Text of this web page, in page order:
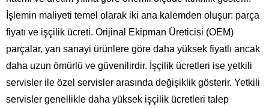
İşlemin maliyeti temel olarak iki ana kalemden oluşur: parça
fiyatı ve işçilik ücreti. Orijinal Ekipman Üreticisi (OEM)
parçalar, yan sanayi ürünlere göre daha yüksek fiyatlı ancak
daha uzun ömürlü ve güvenilirdir. İşçilik ücretleri ise yetkili
servisler ile özel servisler arasında değişiklik gösterir. Yetkili
servisler genellikle daha yüksek işçilik ücretleri talep